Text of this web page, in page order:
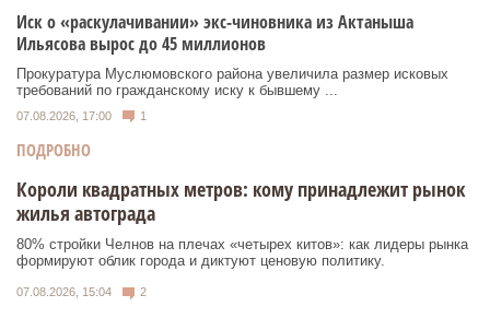
Иск о «раскулачивании» экс-чиновника из Актаныша
Ильясова вырос до 45 миллионов
Прокуратура Муслюмовского района увеличила размер исковых
требований по гражданскому иску к бывшему ...
07.08.2026, 17:00 1
ПОДРОБНО
Короли квадратных метров: кому принадлежит рынок
жилья автограда
80% стройки Челнов на плечах «четырех китов»: как лидеры рынка
формируют облик города и диктуют ценовую политику.
07.08.2026, 15:04 2